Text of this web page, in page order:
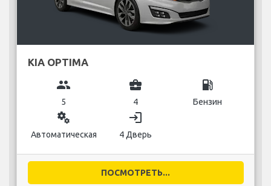
KIA OPTIMA
group
5
business_center
4
local_gas_station
Бензин
miscellaneous_services
Автоматическая
login
4 Дверь
ПОСМОТРЕТЬ...